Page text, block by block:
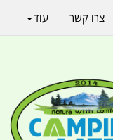
צרו קשר עוד